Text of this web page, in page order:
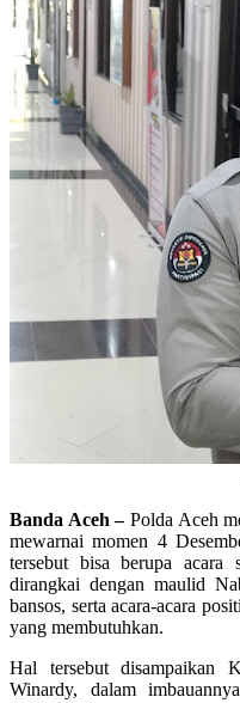
Banda Aceh – Polda Aceh
mewarnai momen 4
tersebut bisa berupa acara
dirangkai dengan maulid
bansos, serta acara-acara
yang membutuhkan.
Hal tersebut disampaikan
Winardy, dalam